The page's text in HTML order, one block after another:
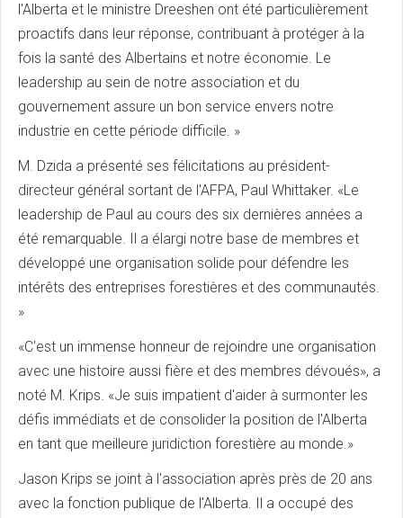
l'Alberta et le ministre Dreeshen ont été particulièrement
proactifs dans leur réponse, contribuant à protéger à la
fois la santé des Albertains et notre économie. Le
leadership au sein de notre association et du
gouvernement assure un bon service envers notre
industrie en cette période difficile. »
M. Dzida a présenté ses félicitations au président-
directeur général sortant de l'AFPA, Paul Whittaker. «Le
leadership de Paul au cours des six dernières années a
été remarquable. Il a élargi notre base de membres et
développé une organisation solide pour défendre les
intérêts des entreprises forestières et des communautés.
»
«C'est un immense honneur de rejoindre une organisation
avec une histoire aussi fière et des membres dévoués», a
noté M. Krips. «Je suis impatient d'aider à surmonter les
défis immédiats et de consolider la position de l'Alberta
en tant que meilleure juridiction forestière au monde.»
Jason Krips se joint à l'association après près de 20 ans
avec la fonction publique de l'Alberta. Il a occupé des